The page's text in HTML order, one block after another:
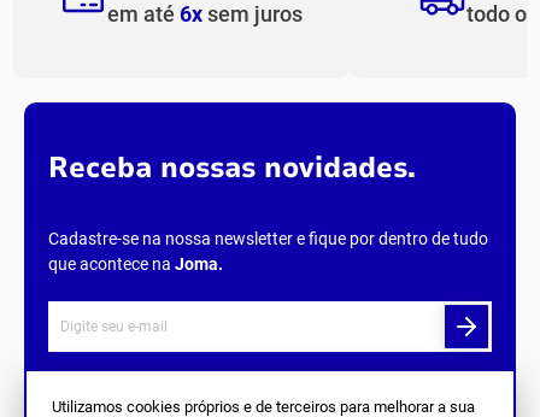
Utilizamos cookies próprios e de terceiros para melhorar a sua
em até 6xsem juros
todo o
Receba nossas novidades.
Cadastre-se na nossa newsletter e fique por dentro de tudo
que acontece na Joma.
Siga Nos